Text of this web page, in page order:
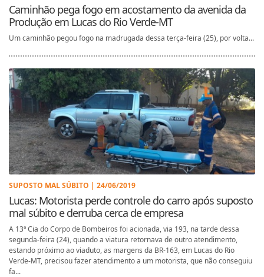
Caminhão pega fogo em acostamento da avenida da
Produção em Lucas do Rio Verde-MT
Um caminhão pegou fogo na madrugada dessa terça-feira (25), por volta...
SUPOSTO MAL SÚBITO | 24/06/2019
Lucas: Motorista perde controle do carro após suposto
mal súbito e derruba cerca de empresa
A 13ª Cia do Corpo de Bombeiros foi acionada, via 193, na tarde dessa
segunda-feira (24), quando a viatura retornava de outro atendimento,
estando próximo ao viaduto, as margens da BR-163, em Lucas do Rio
Verde-MT, precisou fazer atendimento a um motorista, que não conseguiu
fa...